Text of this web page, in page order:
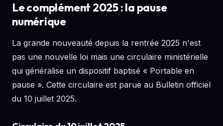
Le complément 2025 : la pause
numérique
La grande nouveauté depuis la rentrée 2025 n'est
pas une nouvelle loi mais une circulaire ministérielle
qui généralise un dispositif baptisé « Portable en
pause ». Cette circulaire est parue au Bulletin officiel
du 10 juillet 2025.